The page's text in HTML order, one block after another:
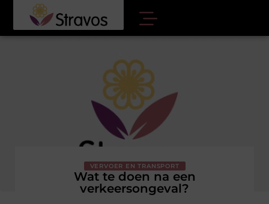
VERVOER EN TRANSPORT
Wat te doen na een
verkeersongeval?